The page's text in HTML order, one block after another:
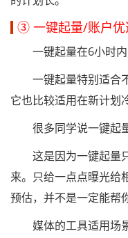
③ 一键起量/账户优
一键起量在6小时内
一键起量特别适合不
它也比较适用在新计划
很多同学说一键起量
这是因为一键起量只
来。只给一点点曝光给
预估，并不是一定能帮
媒体的工具适用场